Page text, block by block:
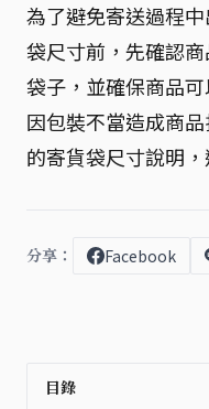
為了避免寄送過程
袋尺寸前，先確認
袋子，並確保商品
因包裝不當造成商
的寄貨袋尺寸說明
分享： Facebook
目錄